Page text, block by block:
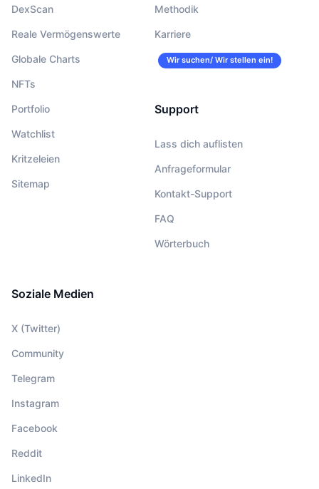
DexScan
Reale Vermögenswerte
Globale Charts
NFTs
Portfolio
Watchlist
Kritzeleien
Sitemap
Methodik
Karriere
Wir suchen/ Wir stellen ein!
Support
Lass dich auflisten
Anfrageformular
Kontakt-Support
FAQ
Wörterbuch
Soziale Medien
X (Twitter)
Community
Telegram
Instagram
Facebook
Reddit
LinkedIn